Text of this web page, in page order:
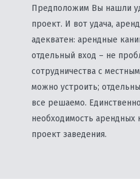
Предположим Вы нашли
проект. И вот удача,
адекватен: арендные
отдельный вход – не
сотрудничества с
можно устроить;
все решаемо.
необходимость арендных
проект заведения.